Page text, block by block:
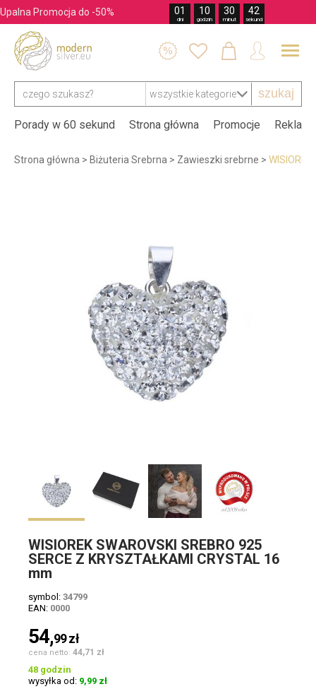
Upalna Promocja do -50% 01
dni
10
godzin
30
minut
41
sekund
szukaj
   
Porady w 60 sekund Strona główna Promocje
Strona główna > Biżuteria Srebrna > Zawieszki srebrne >
WISIOREK SWAROVSKI SREBRO 925
SERCE Z KRYSZTAŁKAMI CRYSTAL 16
mm
symbol: 34799
EAN: 0000
54,99zł
cena netto: 44,71 zł
48 godzin
wysyłka od: 9,99 zł